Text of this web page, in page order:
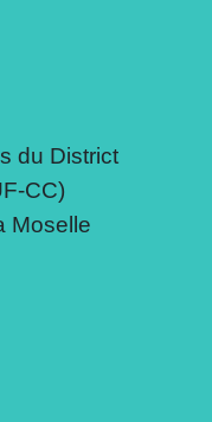
du District
CC)
Moselle